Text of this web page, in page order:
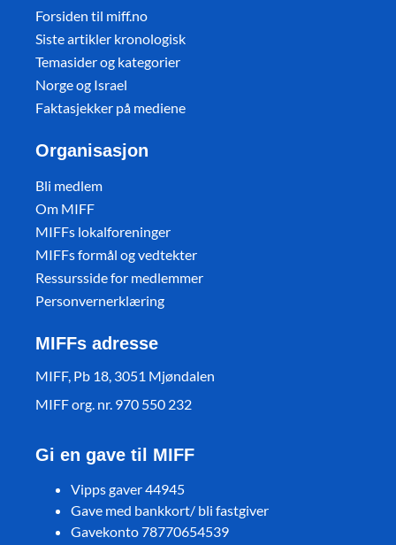
Forsiden til miff.no
Siste artikler kronologisk
Temasider og kategorier
Norge og Israel
Faktasjekker på mediene
Organisasjon
Bli medlem
Om MIFF
MIFFs lokalforeninger
MIFFs formål og vedtekter
Ressursside for medlemmer
Personvernerklæring
MIFFs adresse
MIFF, Pb 18, 3051 Mjøndalen
MIFF org. nr. 970 550 232
Gi en gave til MIFF
Vipps gaver 44945
Gave med bankkort/ bli fastgiver
Gavekonto 78770654539